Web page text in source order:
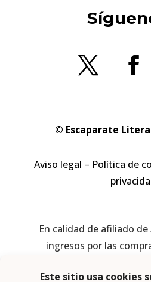
© Escaparate
Aviso legal – Política de
En calidad de afiliado
ingresos por las